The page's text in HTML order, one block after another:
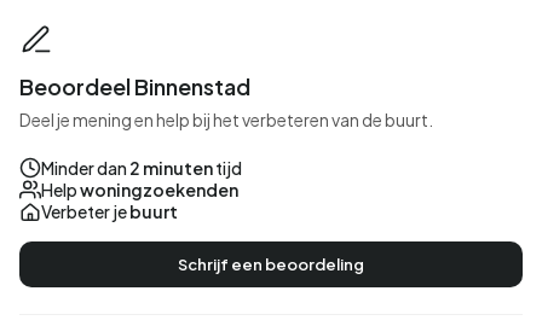
Beoordeel Binnenstad
Deel je mening en help bij het verbeteren van de buurt.
Minder dan 2 minutentijd
Helpwoningzoekenden
Verbeter jebuurt
Schrijf een beoordeling